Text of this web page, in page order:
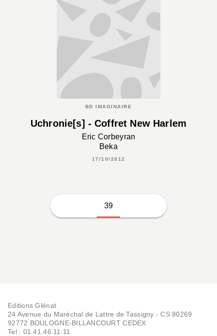
BD IMAGINAIRE
Uchronie[s] - Coffret New Harlem
Eric Corbeyran
Beka
17/10/2012
39
Editions Glénat
24 Avenue du Maréchal de Lattre de Tassigny - CS 80269
92772 BOULOGNE-BILLANCOURT CEDEX
Tel : 01.41.46.11.11